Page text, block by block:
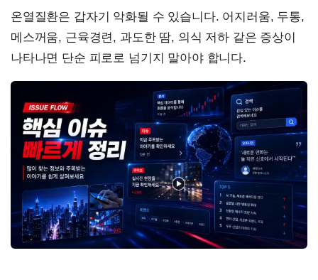
온열질환은 갑자기 악화될 수 있습니다. 어지러움, 두통,
메스꺼움, 근육경련, 과도한 땀, 의식 저하 같은 증상이
나타나면 단순 피로로 넘기지 말아야 합니다.